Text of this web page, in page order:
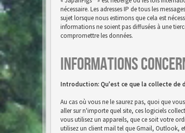
nécessaire. Les adresses IP de tous les
sujet lorsque nous estimons que cela est
informations ne soient pas diffusées à une
compromettre les données.
Informations
Introduction: Qu'est ce que la collecte de
Au cas où vous ne le saurez pas, quoi que
aller sur n'importe quel site, ces logiciels
vous utilisez un appareils, que ce soit votre
utilisez un client mail tel que Gmail, Outlook,